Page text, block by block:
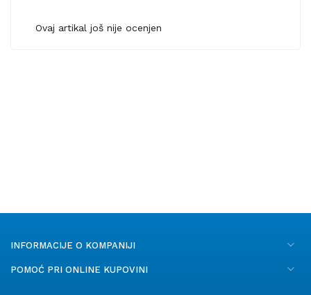
Ovaj artikal još nije ocenjen
INFORMACIJE O KOMPANIJI
POMOĆ PRI ONLINE KUPOVINI